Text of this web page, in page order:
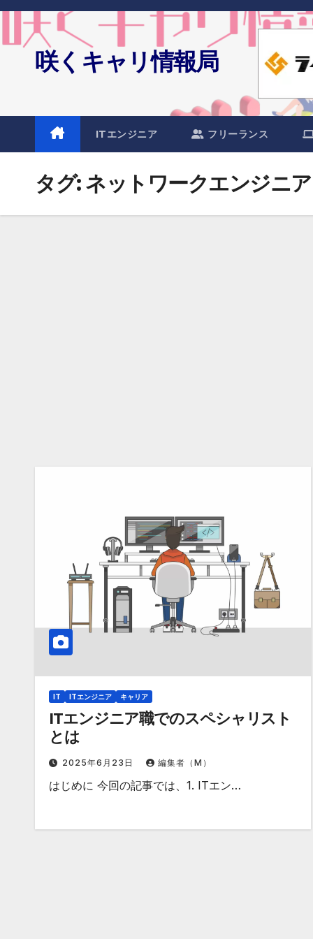
Skip
content咲くキャリ情報局
ITエンジニア フリーランス
タグ:ネットワークエンジニア
IT ITエンジニア キャリア
ITエンジニア職でのスペシャリスト
とは
2025年6月23日 編集者（M）
はじめに 今回の記事では、1. ITエン…